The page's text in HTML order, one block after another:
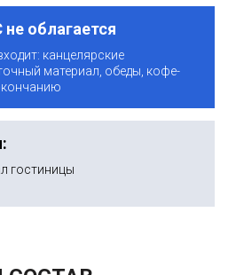
облагается
канцелярские
материал, обеды, кофе-
гостиницы